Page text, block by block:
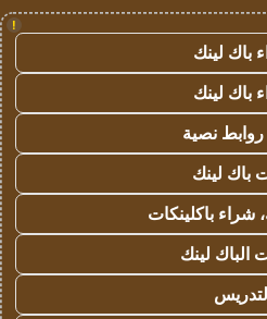
!
باك لينك
باك لينك
نصية
باك لينك
شراء باكلينكات
الباك لينك